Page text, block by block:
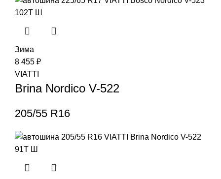
Зима
8 455 ₽
VIATTI
Brina Nordico V-522
205/55 R16